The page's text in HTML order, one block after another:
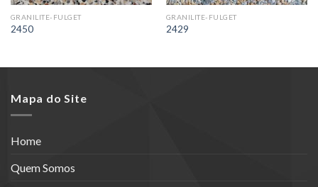
GRANILITE-FULGET
2450
GRANILITE-FULGET
2429
Mapa do Site
Home
Quem Somos